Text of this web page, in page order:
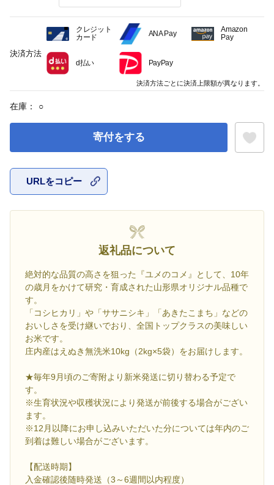
在庫： ○
寄付をする
URLをコピー
返礼品について
絶対的な品質の高さを狙った『ユメのコメ』として、10年
の歳月をかけて研究・育成された山形県オリジナル品種で
す。
「コシヒカリ」や「ササニシキ」「あきたこまち」などの
おいしさを受け継いでおり、全国トップクラスの美味しい
お米です。
庄内産はえぬき無洗米10kg（2kg×5袋）をお届けします。
★毎年9月頃のご寄附より新米発送に切り替わる予定で
す。
※生育状況や収穫状況により発送が前後する場合がござい
ます。
※12月以降にお申し込みいただいた分については年内のご
到着は難しい場合がございます。
【配送時期】
入金確認後随時発送（3～6週間以内程度）
決済方法
クレジット
カード
ANA Pay
Amazon
Pay
d払い PayPay
決済方法ごとに決済上限額が異なります。